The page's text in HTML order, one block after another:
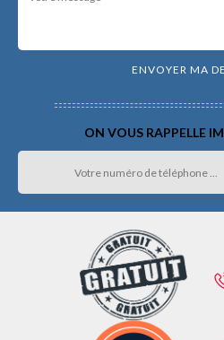
ON VOUS RAPPELLE